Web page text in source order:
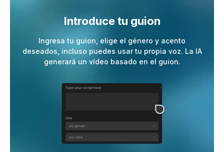
Introduce tu guion
Ingresa tu guion, elige el género y acento
deseados, incluso puedes usar tu propia voz. La IA
generará un vídeo basado en el guion.